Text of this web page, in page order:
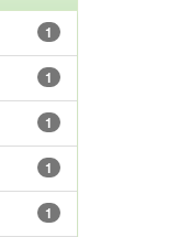
1
1
1
1
1